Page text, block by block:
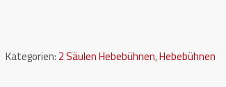
Kategorien: 2 Säulen Hebebühnen,Hebebühnen